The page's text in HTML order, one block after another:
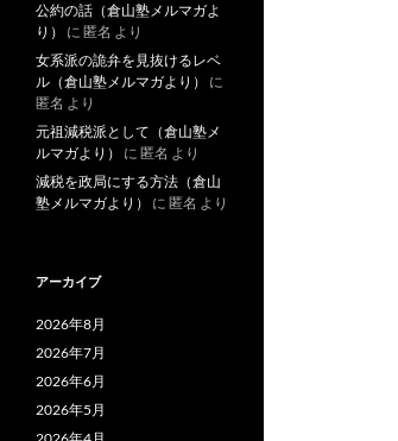
公約の話（倉山塾メルマガよ
り）
に 匿名 より
女系派の詭弁を見抜けるレベ
ル（倉山塾メルマガより）
に
匿名 より
元祖減税派として（倉山塾メ
ルマガより）
に 匿名 より
減税を政局にする方法（倉山
塾メルマガより）
に 匿名 より
アーカイブ
2026年8月
2026年7月
2026年6月
2026年5月